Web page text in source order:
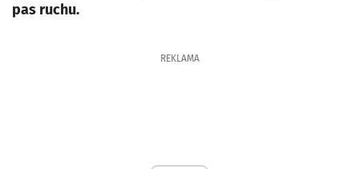
pas ruchu.
REKLAMA